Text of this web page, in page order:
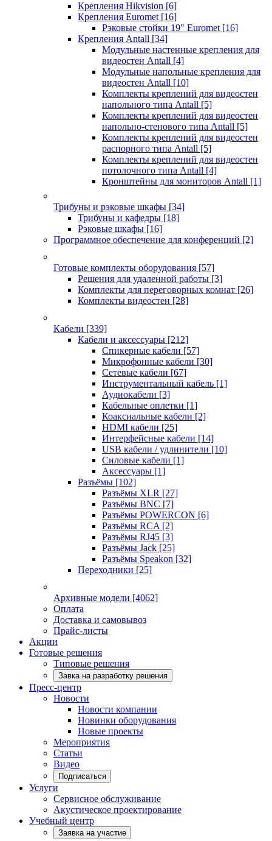
Крепления Hikvision [6]
Крепления Euromet [16]
Рэковые стойки 19" Euromet [16]
Крепления Antall [34]
Модульные настенные крепления для
видеостен Antall [4]
Модульные напольные крепления для
видеостен Antall [10]
Комплекты креплений для видеостен
напольного типа Antall [5]
Комплекты креплений для видеостен
напольно-стенового типа Antall [5]
Комплекты креплений для видеостен
распорного типа Antall [5]
Комплекты креплений для видеостен
потолочного типа Antall [4]
Кронштейны для мониторов Antall [1]
Трибуны и рэковые шкафы [34]
Трибуны и кафедры [18]
Рэковые шкафы [16]
Программное обеспечение для конференций [2]
Готовые комплекты оборудования [57]
Решения для удаленной работы [3]
Комплекты для переговорных комнат [26]
Комплекты видеостен [28]
Кабели [339]
Кабели и аксессуары [212]
Спикерные кабели [57]
Микрофонные кабели [30]
Сетевые кабели [67]
Инструментальный кабель [1]
Аудиокабели [3]
Кабельные оплетки [1]
Коаксиальные кабели [2]
HDMI кабели [25]
Интерфейсные кабели [14]
USB кабели / удлинители [10]
Силовые кабели [1]
Аксессуары [1]
Разъёмы [102]
Разъёмы XLR [27]
Разъёмы BNC [7]
Разъёмы POWERCON [6]
Разъёмы RCA [2]
Разъёмы RJ45 [3]
Разъёмы Jack [25]
Разъёмы Speakon [32]
Переходники [25]
Архивные модели [4062]
Оплата
Доставка и самовывоз
Прайс-листы
Акции
Готовые решения
Типовые решения
Завка на разработку решения
Пресс-центр
Новости
Новости компании
Новинки оборудования
Новые проекты
Мероприятия
Статьи
Видео
Подписаться
Услуги
Сервисное обслуживание
Акустическое проектирование
Учебный центр
Заявка на участие